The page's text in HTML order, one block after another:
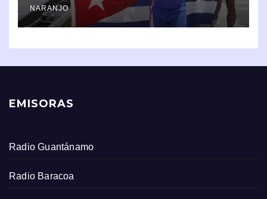
NARANJO
EMISORAS
Radio Guantánamo
Radio Baracoa